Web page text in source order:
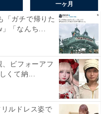
一ヶ月
「ガチで帰りた
」「なんち...
ビフォーアフ
くて納...
ルドレス姿で